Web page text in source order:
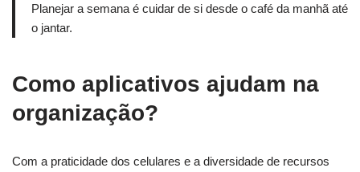
Planejar a semana é cuidar de si desde o café da manhã até
o jantar.
Como aplicativos ajudam na
organização?
Com a praticidade dos celulares e a diversidade de recursos